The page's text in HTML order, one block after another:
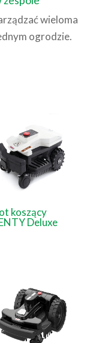
wieloma
ogrodzie.
koszący
Deluxe